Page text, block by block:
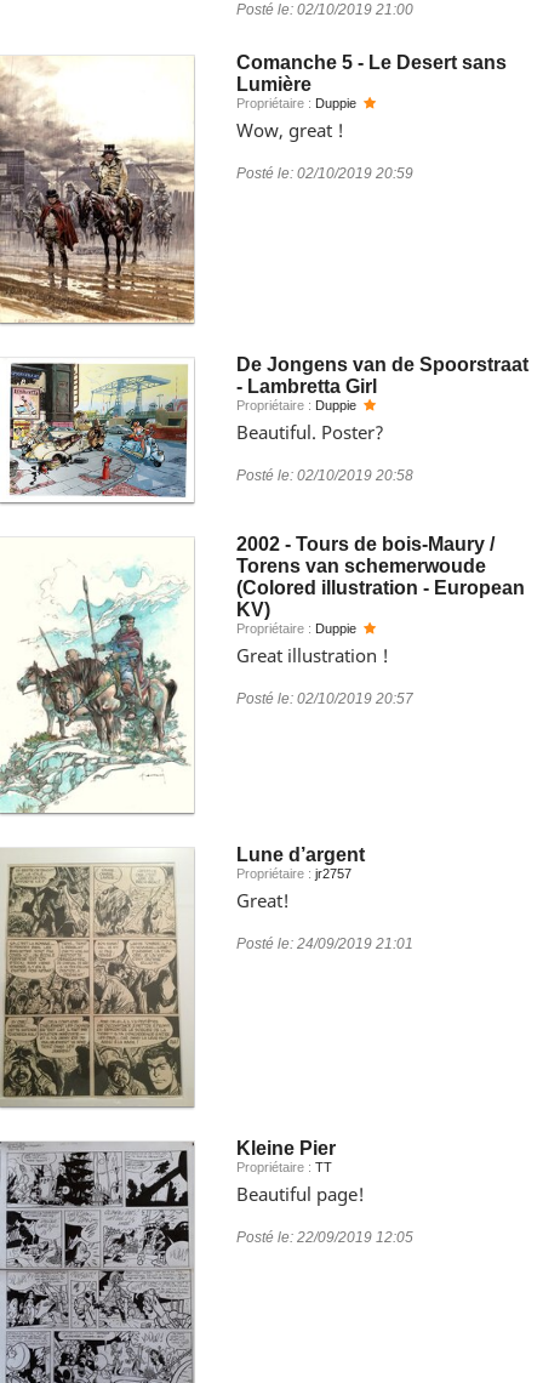
Posté le: 02/10/2019 21:00
Comanche 5 - Le Desert sans
Lumière
Propriétaire : Duppie
Wow, great !
Posté le: 02/10/2019 20:59
De Jongens van de Spoorstraat
- Lambretta Girl
Propriétaire : Duppie
Beautiful. Poster?
Posté le: 02/10/2019 20:58
2002 - Tours de bois-Maury /
Torens van schemerwoude
(Colored illustration - European
KV)
Propriétaire : Duppie
Great illustration !
Posté le: 02/10/2019 20:57
Lune d’argent
Propriétaire : jr2757
Great!
Posté le: 24/09/2019 21:01
Kleine Pier
Propriétaire : TT
Beautiful page!
Posté le: 22/09/2019 12:05